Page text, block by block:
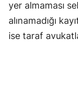
yer almaması
alınamadığı
ise taraf